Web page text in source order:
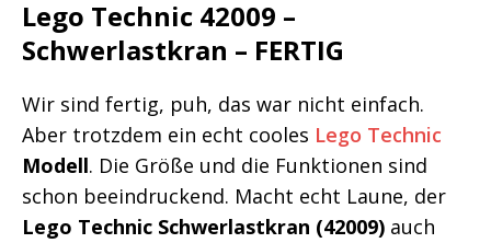
Lego Technic 42009 –
Schwerlastkran – FERTIG
Wir sind fertig, puh, das war nicht einfach.
Aber trotzdem ein echt cooles Lego Technic
Modell. Die Größe und die Funktionen sind
schon beeindruckend. Macht echt Laune, der
Lego Technic Schwerlastkran (42009) auch